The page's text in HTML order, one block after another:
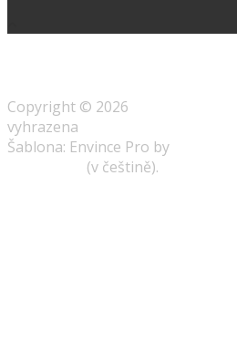
Copyright © 2026
vyhrazena
Šablona: Envince Pro by
(v češtině).